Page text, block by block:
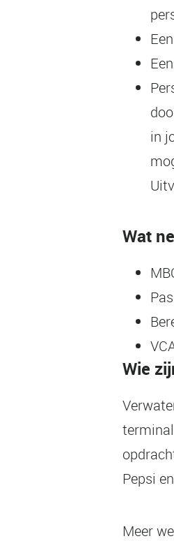
in
Wat
Wie
Pepsi
Meer